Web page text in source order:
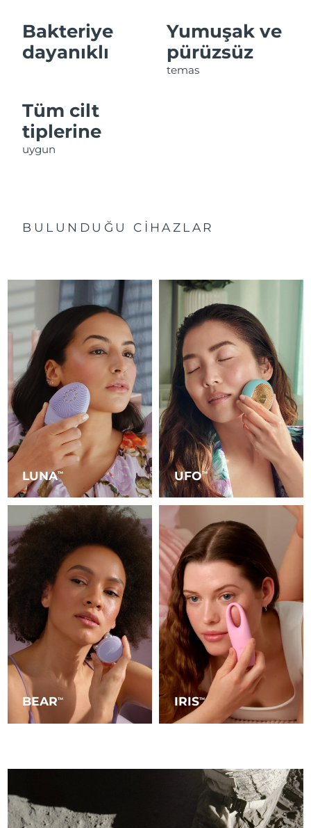
Bakteriye
dayanıklı
Yumuşak ve
pürüzsüz
temas
Tüm cilt
tiplerine
uygun
BULUNDUĞU CİHAZLAR
LUNATM UFOTM
BEARTM IRISTM